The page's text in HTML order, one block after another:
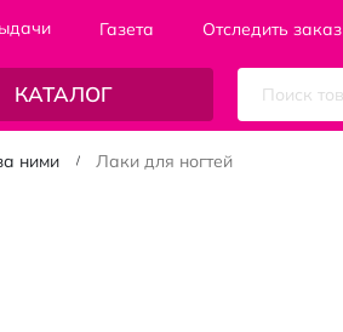
Газета Отследить заказ
КАТАЛОГ
ними Лаки для ногтей